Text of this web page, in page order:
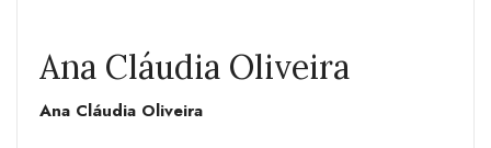
Ana Cláudia Oliveira
Ana Cláudia Oliveira